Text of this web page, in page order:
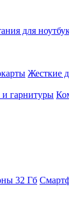
для
Жесткие
гарнитуры
32 Гб